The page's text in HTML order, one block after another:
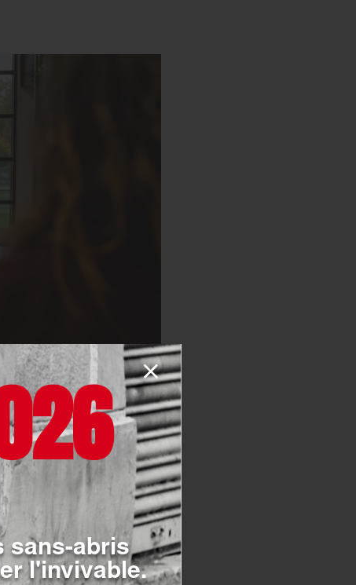
de Malte France
des
œuvre auprès des plus
renforcés entre
sans-abris
l'invivable.